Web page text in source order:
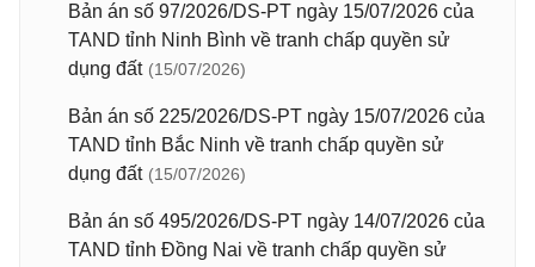
Bản án số 97/2026/DS-PT ngày 15/07/2026 của
TAND tỉnh Ninh Bình về tranh chấp quyền sử
dụng đất (15/07/2026)
Bản án số 225/2026/DS-PT ngày 15/07/2026 của
TAND tỉnh Bắc Ninh về tranh chấp quyền sử
dụng đất (15/07/2026)
Bản án số 495/2026/DS-PT ngày 14/07/2026 của
TAND tỉnh Đồng Nai về tranh chấp quyền sử